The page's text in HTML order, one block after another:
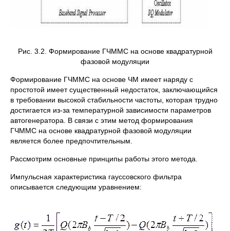
Рис. 3.2. Формирование ГЧММС на основе квадратурной
фазовой модуляции
Формирование ГЧММС на основе ЧМ имеет наряду с
простотой имеет существенный недостаток, заключающийся
в требовании высокой стабильности частоты, которая трудно
достигается из-за температурной зависимости параметров
автогенератора. В связи с этим метод формирования
ГЧММС на основе квадратурной фазовой модуляции
является более предпочтительным.
Рассмотрим основные принципы работы этого метода.
Импульсная характеристика гауссовского фильтра
описывается следующим уравнением: